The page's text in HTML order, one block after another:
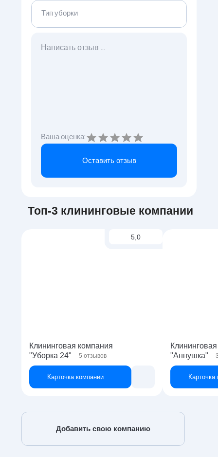
Тип уборки
Ваша оценка:
Оставить отзыв
Топ-3 клининговые компании
5,0
Клининговая компания
"Уборка 24"
5 отзывов
Карточка компании
"Аннушка"
Карточка
Добавить свою компанию